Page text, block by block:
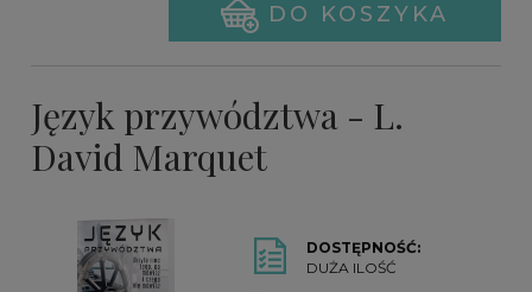
DO KOSZYKA
Język przywództwa - L.
David Marquet
DOSTĘPNOŚĆ:
DUŻA ILOŚĆ